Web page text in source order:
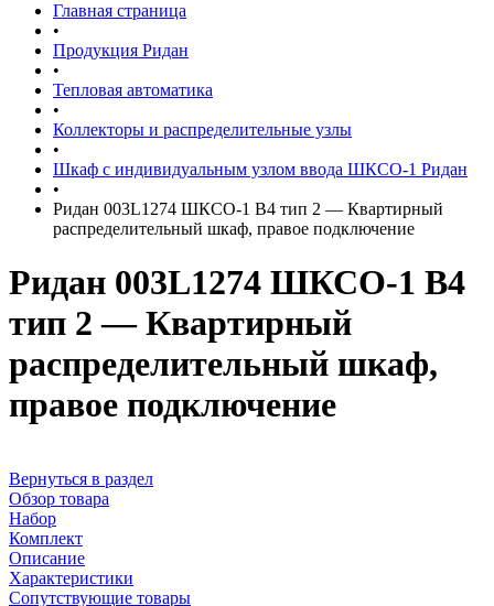
Главная страница
•
Продукция Ридан
•
Тепловая автоматика
•
Коллекторы и распределительные узлы
•
Шкаф с индивидуальным узлом ввода ШКСО-1 Ридан
•
Ридан 003L1274 ШКСО-1 В4 тип 2 — Квартирный
распределительный шкаф, правое подключение
Ридан 003L1274 ШКСО-1 В4
тип 2 — Квартирный
распределительный шкаф,
правое подключение
Вернуться в раздел
Обзор товара
Набор
Комплект
Описание
Характеристики
Сопутствующие товары